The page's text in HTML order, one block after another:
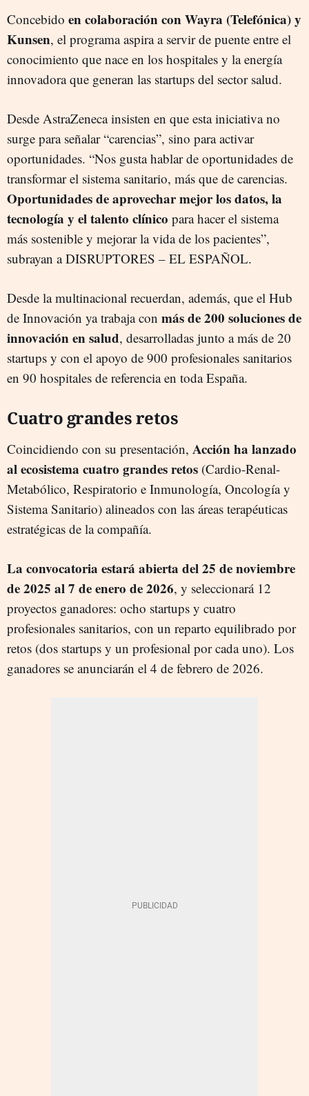
Concebido en colaboración con Wayra (Telefónica) y
Kunsen, el programa aspira a servir de puente entre el
conocimiento que nace en los hospitales y la energía
innovadora que generan las startups del sector salud.
Desde AstraZeneca insisten en que esta iniciativa no
surge para señalar “carencias”, sino para activar
oportunidades. “Nos gusta hablar de oportunidades de
transformar el sistema sanitario, más que de carencias.
Oportunidades de aprovechar mejor los datos, la
tecnología y el talento clínico para hacer el sistema
más sostenible y mejorar la vida de los pacientes”,
subrayan a DISRUPTORES – EL ESPAÑOL.
Desde la multinacional recuerdan, además, que el Hub
de Innovación ya trabaja con más de 200 soluciones de
innovación en salud, desarrolladas junto a más de 20
startups y con el apoyo de 900 profesionales sanitarios
en 90 hospitales de referencia en toda España.
Cuatro grandes retos
Coincidiendo con su presentación, Acción ha lanzado
al ecosistema cuatro grandes retos (Cardio-Renal-
Metabólico, Respiratorio e Inmunología, Oncología y
Sistema Sanitario) alineados con las áreas terapéuticas
estratégicas de la compañía.
La convocatoria estará abierta del 25 de noviembre
de 2025 al 7 de enero de 2026, y seleccionará 12
proyectos ganadores: ocho startups y cuatro
profesionales sanitarios, con un reparto equilibrado por
retos (dos startups y un profesional por cada uno). Los
ganadores se anunciarán el 4 de febrero de 2026.